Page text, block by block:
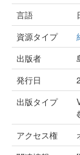
言語
資源タイプ
出版者
発行日
出版タイプ
アクセス権